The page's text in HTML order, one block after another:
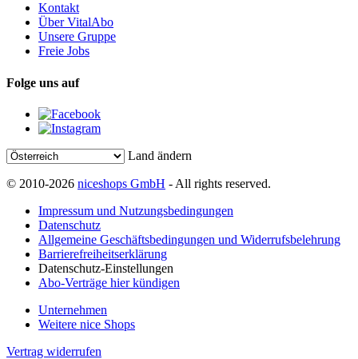
Kontakt
Über VitalAbo
Unsere Gruppe
Freie Jobs
Folge uns auf
Land ändern
© 2010-2026 niceshops GmbH - All rights reserved.
Impressum und Nutzungsbedingungen
Datenschutz
Allgemeine Geschäftsbedingungen und Widerrufsbelehrung
Barrierefreiheitserklärung
Datenschutz-Einstellungen
Abo-Verträge hier kündigen
Unternehmen
Weitere nice Shops
Vertrag widerrufen